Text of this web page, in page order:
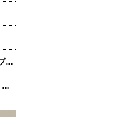
倉敷マスカットスタジアム プロ野球公式戦
『下二万陶線4号橋補修工事』竣工しました